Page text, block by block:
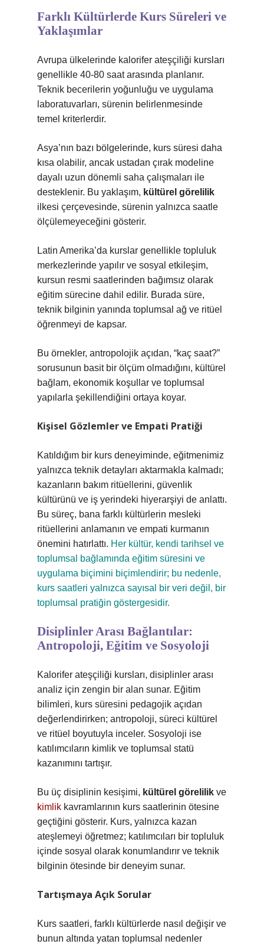
Farklı Kültürlerde Kurs Süreleri ve
Yaklaşımlar
Avrupa ülkelerinde kalorifer ateşçiliği kursları
genellikle 40-80 saat arasında planlanır.
Teknik becerilerin yoğunluğu ve uygulama
laboratuvarları, sürenin belirlenmesinde
temel kriterlerdir.
Asya’nın bazı bölgelerinde, kurs süresi daha
kısa olabilir, ancak ustadan çırak modeline
dayalı uzun dönemli saha çalışmaları ile
desteklenir. Bu yaklaşım, kültürel görelilik
ilkesi çerçevesinde, sürenin yalnızca saatle
ölçülemeyeceğini gösterir.
Latin Amerika’da kurslar genellikle topluluk
merkezlerinde yapılır ve sosyal etkileşim,
kursun resmi saatlerinden bağımsız olarak
eğitim sürecine dahil edilir. Burada süre,
teknik bilginin yanında toplumsal ağ ve ritüel
öğrenmeyi de kapsar.
Bu örnekler, antropolojik açıdan, “kaç saat?”
sorusunun basit bir ölçüm olmadığını, kültürel
bağlam, ekonomik koşullar ve toplumsal
yapılarla şekillendiğini ortaya koyar.
Kişisel Gözlemler ve Empati Pratiği
Katıldığım bir kurs deneyiminde, eğitmenimiz
yalnızca teknik detayları aktarmakla kalmadı;
kazanların bakım ritüellerini, güvenlik
kültürünü ve iş yerindeki hiyerarşiyi de anlattı.
Bu süreç, bana farklı kültürlerin mesleki
ritüellerini anlamanın ve empati kurmanın
önemini hatırlattı. Her kültür, kendi tarihsel ve
toplumsal bağlamında eğitim süresini ve
uygulama biçimini biçimlendirir; bu nedenle,
kurs saatleri yalnızca sayısal bir veri değil, bir
toplumsal pratiğin göstergesidir.
Disiplinler Arası Bağlantılar:
Antropoloji, Eğitim ve Sosyoloji
Kalorifer ateşçiliği kursları, disiplinler arası
analiz için zengin bir alan sunar. Eğitim
bilimleri, kurs süresini pedagojik açıdan
değerlendirirken; antropoloji, süreci kültürel
ve ritüel boyutuyla inceler. Sosyoloji ise
katılımcıların kimlik ve toplumsal statü
kazanımını tartışır.
Bu üç disiplinin kesişimi, kültürel görelilik ve
kimlik kavramlarının kurs saatlerinin ötesine
geçtiğini gösterir. Kurs, yalnızca kazan
ateşlemeyi öğretmez; katılımcıları bir topluluk
içinde sosyal olarak konumlandırır ve teknik
bilginin ötesinde bir deneyim sunar.
Tartışmaya Açık Sorular
Kurs saatleri, farklı kültürlerde nasıl değişir ve
bunun altında yatan toplumsal nedenler